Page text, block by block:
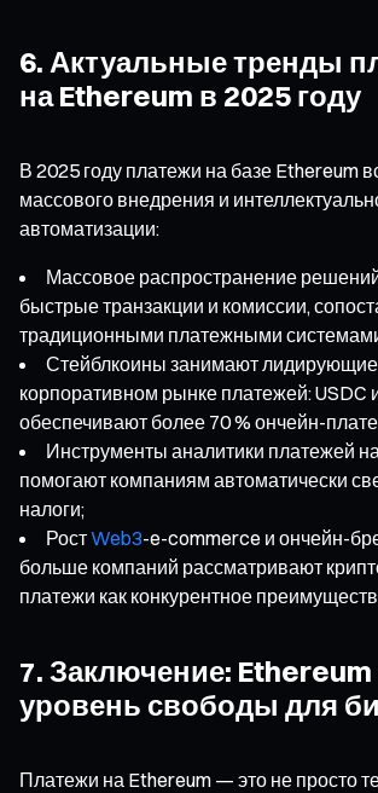
6. Актуальные тренды
на Ethereum в 2025 году
В 2025 году платежи на базе Ethereum
массового внедрения и
автоматизации:
Массовое распространение
быстрые транзакции и комиссии,
традиционными платежными
Стейблкоины занимают лидирующие
корпоративном рынке платежей: USDC
обеспечивают более 70 % ончейн-
Инструменты аналитики платежей
помогают компаниям автоматически
налоги;
РостWeb3-e-commerce и ончейн-
больше компаний рассматривают
платежи как конкурентное
7. Заключение:
уровень свободы для
Платежи на Ethereum — это не просто